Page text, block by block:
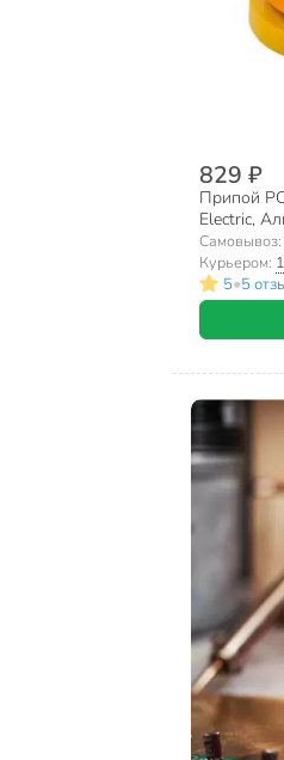
829 ₽
Припой
Electric,
катушка,
Самовывоз:
Курьером:
5•5